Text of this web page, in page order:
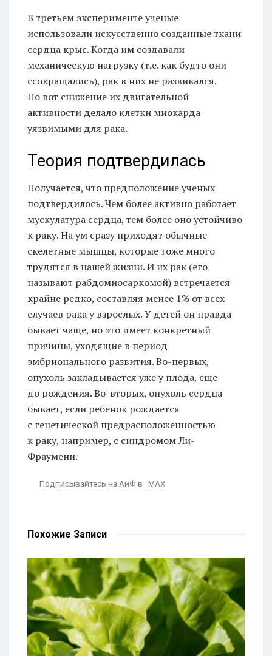
В третьем эксперименте ученые
использовали искусственно созданные ткани
сердца крыс. Когда им создавали
механическую нагрузку (т.е. как будто они
ссокращались), рак в них не развивался.
Но вот снижение их двигательной
активности делало клетки миокарда
уязвимыми для рака.
Теория подтвердилась
Получается, что предположение ученых
подтвердилось. Чем более активно работает
мускулатура сердца, тем более оно устойчиво
к раку. На ум сразу приходят обычные
скелетные мышцы, которые тоже много
трудятся в нашей жизни. И их рак (его
называют рабдомиосаркомой) встречается
крайне редко, составляя менее 1% от всех
случаев рака у взрослых. У детей он правда
бывает чаще, но это имеет конкретный
причины, уходящие в период
эмбрионального развития. Во-первых,
опухоль закладывается уже у плода, еще
до рождения. Во-вторых, опухоль сердца
бывает, если ребенок рождается
с генетической предрасположенностью
к раку, например, с синдромом Ли-
Фраумени.
Подписывайтесь на АиФ в MAX
Похожие Записи